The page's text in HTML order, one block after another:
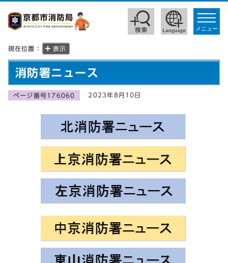
toggle
メニュー
現在位置： 表示
消防署ニュース
ページ番号176060 2023年8月10日